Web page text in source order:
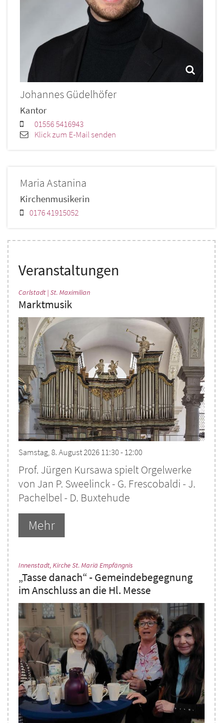
Johannes Güdelhöfer
Kantor
01556 5416943
Klick zum E-Mail senden
Maria Astanina
Kirchenmusikerin
0176 41915052
Veranstaltungen
Carlstadt | St. Maximilian:
Marktmusik
Samstag, 8. August 2026 11:30 - 12:00
Prof. Jürgen Kursawa spielt Orgelwerke
von Jan P. Sweelinck - G. Frescobaldi - J.
Pachelbel - D. Buxtehude
Mehr
Innenstadt, Kirche St. Mariä Empfängnis
„Tasse danach“ - Gemeindebegegnung
im Anschluss an die Hl. Messe